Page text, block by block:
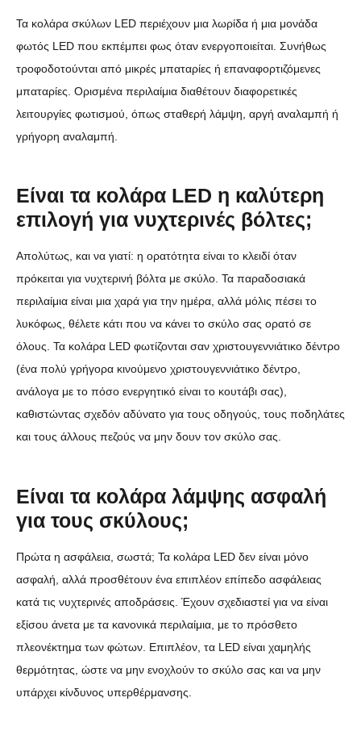
Τα κολάρα σκύλων LED περιέχουν μια λωρίδα ή μια μονάδα
φωτός LED που εκπέμπει φως όταν ενεργοποιείται. Συνήθως
τροφοδοτούνται από μικρές μπαταρίες ή επαναφορτιζόμενες
μπαταρίες. Ορισμένα περιλαίμια διαθέτουν διαφορετικές
λειτουργίες φωτισμού, όπως σταθερή λάμψη, αργή αναλαμπή ή
γρήγορη αναλαμπή.
Είναι τα κολάρα LED η καλύτερη
επιλογή για νυχτερινές βόλτες;
Απολύτως, και να γιατί: η ορατότητα είναι το κλειδί όταν
πρόκειται για νυχτερινή βόλτα με σκύλο. Τα παραδοσιακά
περιλαίμια είναι μια χαρά για την ημέρα, αλλά μόλις πέσει το
λυκόφως, θέλετε κάτι που να κάνει το σκύλο σας ορατό σε
όλους. Τα κολάρα LED φωτίζονται σαν χριστουγεννιάτικο δέντρο
(ένα πολύ γρήγορα κινούμενο χριστουγεννιάτικο δέντρο,
ανάλογα με το πόσο ενεργητικό είναι το κουτάβι σας),
καθιστώντας σχεδόν αδύνατο για τους οδηγούς, τους ποδηλάτες
και τους άλλους πεζούς να μην δουν τον σκύλο σας.
Είναι τα κολάρα λάμψης ασφαλή
για τους σκύλους;
Πρώτα η ασφάλεια, σωστά; Τα κολάρα LED δεν είναι μόνο
ασφαλή, αλλά προσθέτουν ένα επιπλέον επίπεδο ασφάλειας
κατά τις νυχτερινές αποδράσεις. Έχουν σχεδιαστεί για να είναι
εξίσου άνετα με τα κανονικά περιλαίμια, με το πρόσθετο
πλεονέκτημα των φώτων. Επιπλέον, τα LED είναι χαμηλής
θερμότητας, ώστε να μην ενοχλούν το σκύλο σας και να μην
υπάρχει κίνδυνος υπερθέρμανσης.